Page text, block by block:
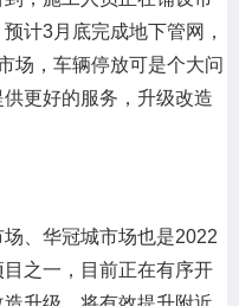
计3月底完成地下管网，
场，车辆停放可是个大问
更好的服务，升级改造
、华冠城市场也是2022
之一，目前正在有序开